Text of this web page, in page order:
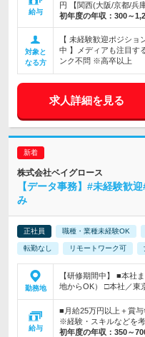
給与
円 【関西(大阪/京都/兵
初年度の年収： 300～
対象と
なる方
【 未経験歓迎ポジシ
中 】メディアも注目す
ンク不問 ※高卒以上
求人詳細を見る
株式会社ベイグロース
【データ事務】#未経験歓
み
正社員 職種・業種未経験OK
転勤なし リモートワーク可
勤務地
【研修期間中】 ■本社
地からOK） □本社／東
給与
■月給25万円以上＋賞与
※経験・スキルなどを
初年度の年収： 350～